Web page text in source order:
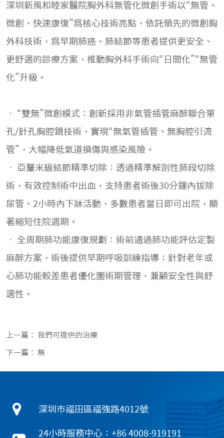
深圳新風和睦家醫院胸外科無管化微創手術以“無管、
微創、快速康復”爲核心技術亮點，依託領先的微創胸
外科技術，爲早期肺癌、肺結節等患者提供更安全、
更舒適的診療方案，推動胸外科手術向“日間化”“無管
化”升級。
• “雙無”微創模式：創新採用非氣管插管麻醉聯合單
孔/針孔胸腔鏡技術，實現“無氣管插管、無胸腔引流
管”，大幅降低氣道損傷與感染風險。
• 亞釐米級結節精準切除：透過精準解剖性肺段切除
術，有效控制術中出血，支持患者術後30分鐘內拔除
尿管、2小時內下牀活動，多數患者當日即可出院，顯
著縮短住院週期。
• 全周期肺功能康復規劃：術前通過肺功能評估定製
麻醉方案，術後提供早期呼吸訓練指導；針對老年或
心肺功能較差患者優化圍術期管理，兼顧安全性與舒
適性。
上一篇： 我們可提供的治療
下一篇： 無
深圳市福田區福強路4012號
24小時服務中心：+86 4008-919191